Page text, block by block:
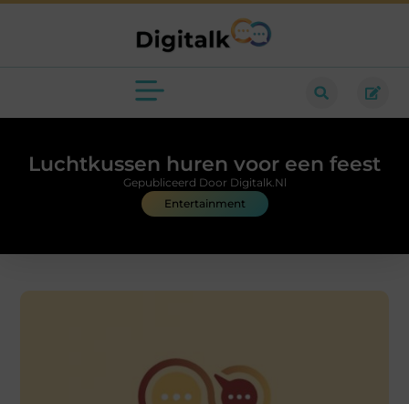
Luchtkussen huren voor een feest
Entertainment
Gepubliceerd Door Digitalk.nl